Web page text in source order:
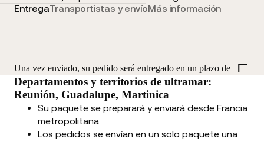
EntregaTransportistas y envíoMás información
Una vez enviado, su pedido será entregado en un plazo de
Departamentos y territorios de ultramar:
Reunión, Guadalupe, Martinica
Su paquete se preparará y enviará desde Francia
metropolitana.
Los pedidos se envían en un solo paquete una